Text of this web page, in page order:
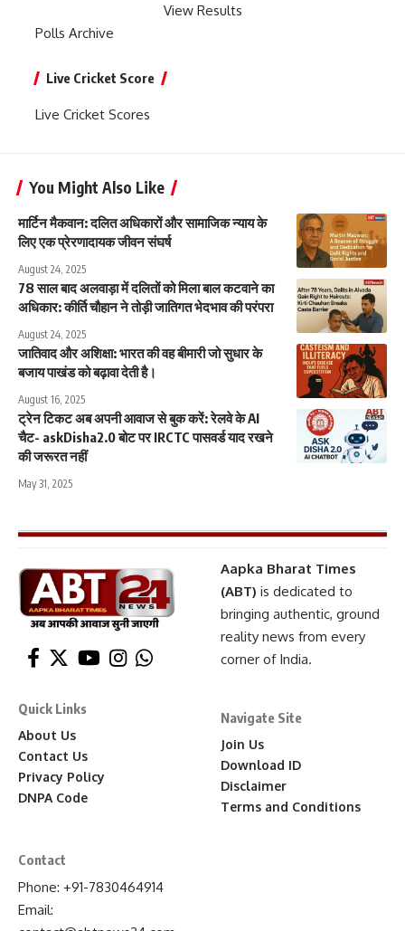
View Results
Polls Archive
Live Cricket Score
Live Cricket Scores
You Might Also Like
मार्टिन मैकवान: दलित अधिकारों और सामाजिक न्याय के
लिए एक प्रेरणादायक जीवन संघर्ष
August 24, 2025
78 साल बाद अलवाड़ा में दलितों को मिला बाल कटवाने का
अधिकार: कीर्ति चौहान ने तोड़ी जातिगत भेदभाव की परंपरा
August 24, 2025
जातिवाद और अशिक्षा: भारत की वह बीमारी जो सुधार के
बजाय पाखंड को बढ़ावा देती है।
August 16, 2025
ट्रेन टिकट अब अपनी आवाज से बुक करें: रेलवे के AI
चैट- askDisha2.0 बोट पर IRCTC पासवर्ड याद रखने
की जरूरत नहीं
May 31, 2025
Aapka Bharat Times
(ABT) is dedicated to
bringing authentic, ground
reality news from every
corner of India.
Quick Links
About Us
Contact Us
Privacy Policy
DNPA Code
Navigate Site
Join Us
Download ID
Disclaimer
Terms and Conditions
Contact
Phone: +91-7830464914
Email: